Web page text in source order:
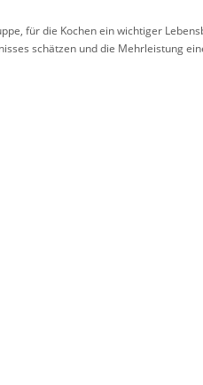
für die Kochen ein wichtiger
schätzen und die Mehrleistung